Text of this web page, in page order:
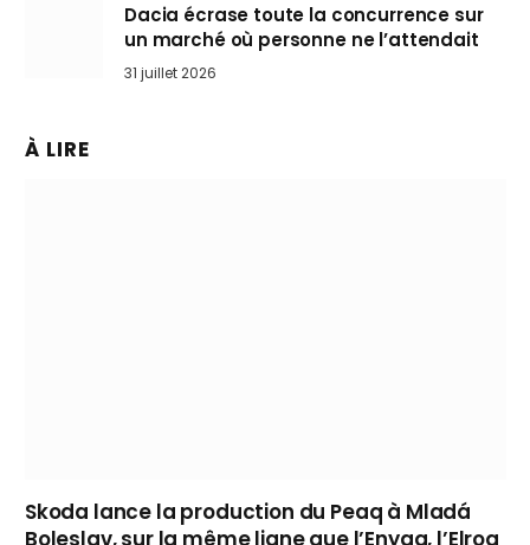
Dacia écrase toute la concurrence sur
un marché où personne ne l’attendait
31 juillet 2026
À LIRE
Skoda lance la production du Peaq à Mladá
Boleslav, sur la même ligne que l’Enyaq, l’Elroq